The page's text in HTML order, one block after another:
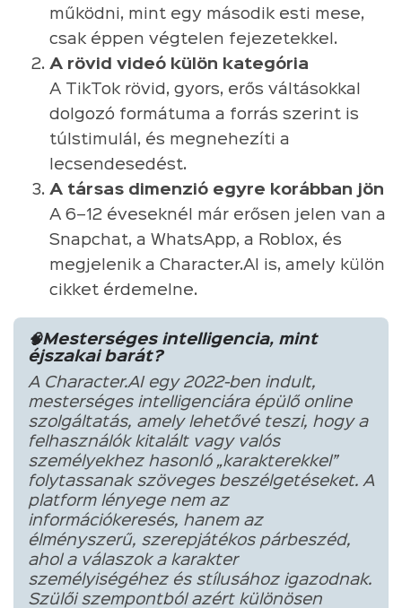
működni, mint egy második esti mese,
csak éppen végtelen fejezetekkel.
A rövid videó külön kategória
A TikTok rövid, gyors, erős váltásokkal
dolgozó formátuma a forrás szerint is
túlstimulál, és megnehezíti a
lecsendesedést.
A társas dimenzió egyre korábban jön
A 6–12 éveseknél már erősen jelen van a
Snapchat, a WhatsApp, a Roblox, és
megjelenik a Character.AI is, amely külön
cikket érdemelne.
🧠Mesterséges intelligencia, mint
éjszakai barát?
A Character.AI egy 2022-ben indult,
mesterséges intelligenciára épülő online
szolgáltatás, amely lehetővé teszi, hogy a
felhasználók kitalált vagy valós
személyekhez hasonló „karakterekkel”
folytassanak szöveges beszélgetéseket. A
platform lényege nem az
információkeresés, hanem az
élményszerű, szerepjátékos párbeszéd,
ahol a válaszok a karakter
személyiségéhez és stílusához igazodnak.
Szülői szempontból azért különösen